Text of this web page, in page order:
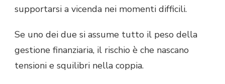
supportarsi a vicenda nei momenti difficili.
Se uno dei due si assume tutto il peso della
gestione finanziaria, il rischio è che nascano
tensioni e squilibri nella coppia.